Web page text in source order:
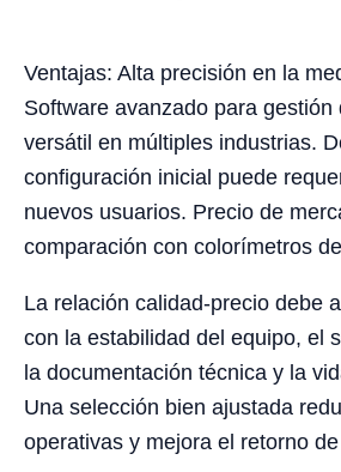
Ventajas: Alta precisión en la
Software avanzado para gestión
versátil en múltiples industrias.
configuración inicial puede
nuevos usuarios. Precio de
comparación con colorímetros
La relación calidad-precio debe
con la estabilidad del equipo, el
la documentación técnica y la
Una selección bien ajustada
operativas y mejora el retorno